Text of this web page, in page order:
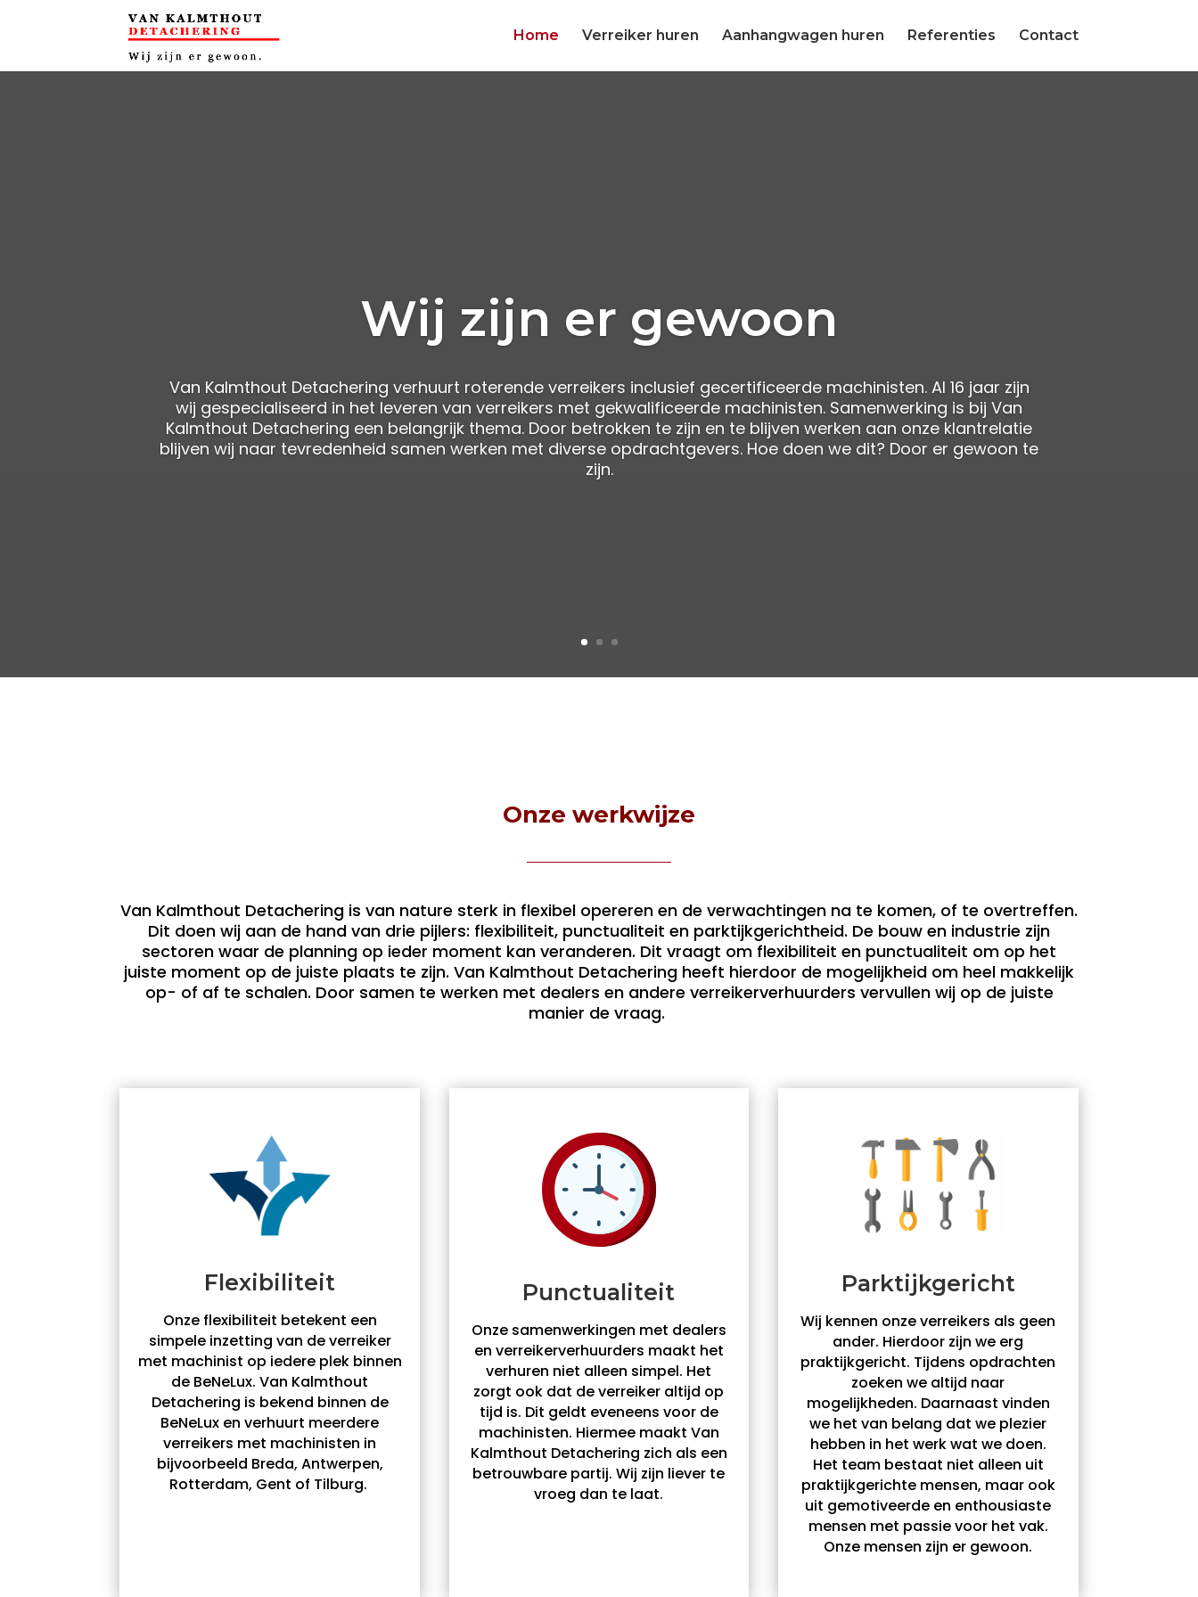
Home Verreiker huren Aanhangwagen huren Referenties Contact
Wij zijn er gewoon
Van Kalmthout Detachering verhuurt roterende verreikers inclusief gecertificeerde machinisten. Al 16 jaar zijn
wij gespecialiseerd in het leveren van verreikers met gekwalificeerde machinisten. Samenwerking is bij Van
Kalmthout Detachering een belangrijk thema. Door betrokken te zijn en te blijven werken aan onze klantrelatie
blijven wij naar tevredenheid samen werken met diverse opdrachtgevers. Hoe doen we dit? Door er gewoon te
zijn.
Onze werkwijze
Van Kalmthout Detachering is van nature sterk in flexibel opereren en de verwachtingen na te komen, of te overtreffen.
Dit doen wij aan de hand van drie pijlers: flexibiliteit, punctualiteit en parktijkgerichtheid. De bouw en industrie zijn
sectoren waar de planning op ieder moment kan veranderen. Dit vraagt om flexibiliteit en punctualiteit om op het
juiste moment op de juiste plaats te zijn. Van Kalmthout Detachering heeft hierdoor de mogelijkheid om heel makkelijk
op- of af te schalen. Door samen te werken met dealers en andere verreikerverhuurders vervullen wij op de juiste
manier de vraag.
Flexibiliteit
Onze flexibiliteit betekent een
simpele inzetting van de verreiker
met machinist op iedere plek binnen
de BeNeLux. Van Kalmthout
Detachering is bekend binnen de
BeNeLux en verhuurt meerdere
verreikers met machinisten in
bijvoorbeeld Breda, Antwerpen,
Rotterdam, Gent of Tilburg.
Punctualiteit
Onze samenwerkingen met dealers
en verreikerverhuurders maakt het
verhuren niet alleen simpel. Het
zorgt ook dat de verreiker altijd op
tijd is. Dit geldt eveneens voor de
machinisten. Hiermee maakt Van
Kalmthout Detachering zich als een
betrouwbare partij. Wij zijn liever te
vroeg dan te laat.
Parktijkgericht
Wij kennen onze verreikers als geen
ander. Hierdoor zijn we erg
praktijkgericht. Tijdens opdrachten
zoeken we altijd naar
mogelijkheden. Daarnaast vinden
we het van belang dat we plezier
hebben in het werk wat we doen.
Het team bestaat niet alleen uit
praktijkgerichte mensen, maar ook
uit gemotiveerde en enthousiaste
mensen met passie voor het vak.
Onze mensen zijn er gewoon.